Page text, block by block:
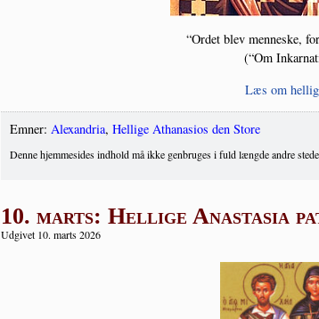
“Ordet blev men­ne­ske,
(“Om
Læs om
Emner: Alexandria, Hellige Athanasios den Store
Denne hjemmesides indhold må ikke genbruges i fuld længde andre
10. marts: Hellige Anastasia
Udgivet 10. marts 2026